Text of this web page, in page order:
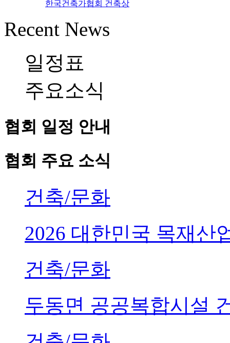
한국건축가협회 건축상
Recent News
일정표
주요소식
협회 일정 안내
협회 주요 소식
건축/문화
2026 대한민국 목재산
건축/문화
두동면 공공복합시설